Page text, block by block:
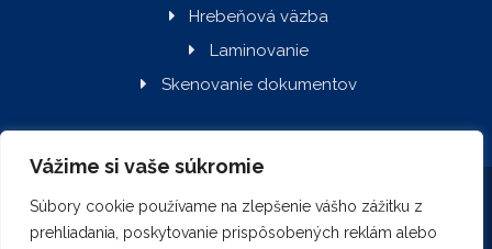
Vážime si vaše súkromie
Súbory cookie používame na zlepšenie vášho zážitku z
prehliadania, poskytovanie prispôsobených reklám alebo
Hrebeňová väzba
Laminovanie
Skenovanie dokumentov
Simmons.sk © Copyright 2026. Všetky práva vyhradené.